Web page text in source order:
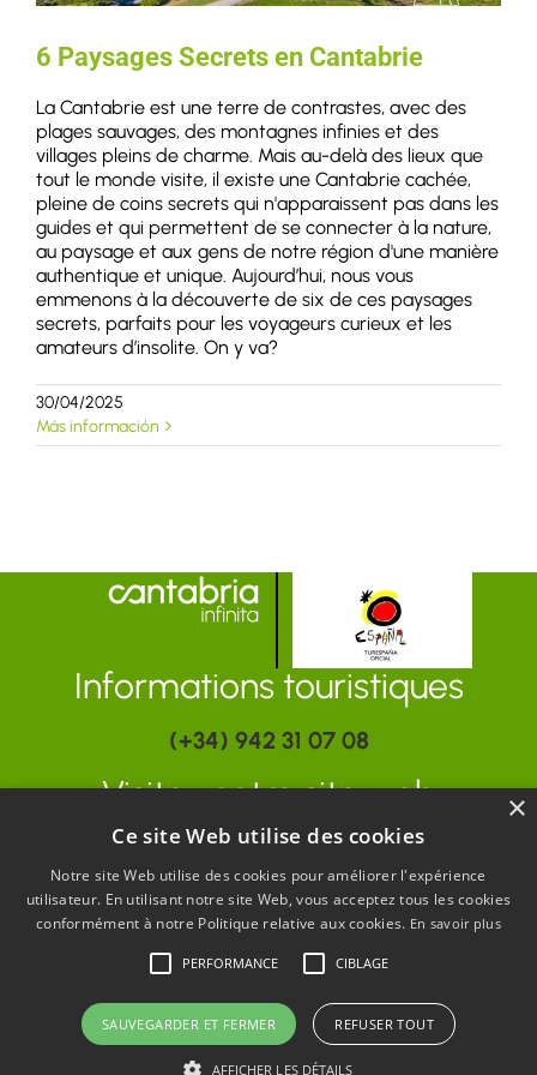
6 Paysages Secrets en Cantabrie
La Cantabrie est une terre de contrastes, avec des
plages sauvages, des montagnes infinies et des
villages pleins de charme. Mais au-delà des lieux que
tout le monde visite, il existe une Cantabrie cachée,
pleine de coins secrets qui n'apparaissent pas dans les
guides et qui permettent de se connecter à la nature,
au paysage et aux gens de notre région d'une manière
authentique et unique. Aujourd’hui, nous vous
emmenons à la découverte de six de ces paysages
secrets, parfaits pour les voyageurs curieux et les
amateurs d’insolite. On y va?
30/04/2025
Más información
Informations touristiques
(+34) 942 31 07 08
Visitez notre site web
www.turismodecantabria.com
PORTAIL OFFICIEL DU TOURISME DE LA CANTABRIE
×
Ce site Web utilise des cookies
Notre site Web utilise des cookies pour améliorer l'expérience
utilisateur. En utilisant notre site Web, vous acceptez tous les cookies
conformément à notre Politique relative aux cookies. En savoir plus
PERFORMANCE CIBLAGE
SAUVEGARDER ET FERMER REFUSER TOUT
AFFICHER LES DÉTAILS